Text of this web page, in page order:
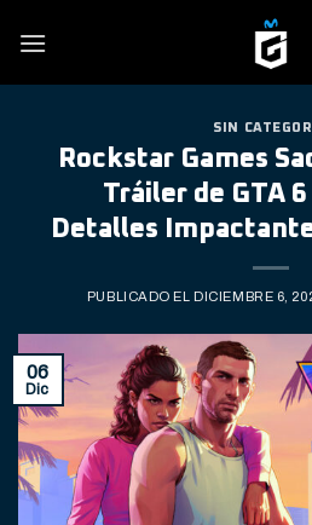
SIN
Rockstar Games
Tráiler de GTA
Detalles
PUBLICADO EL DICIEMBRE 6,
06
Dic